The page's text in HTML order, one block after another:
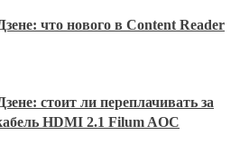
что нового в Content Reader
стоит ли переплачивать за
HDMI 2.1 Filum AOC